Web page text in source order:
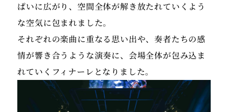
ぱいに広がり、空間全体が解き放たれていくよう
な空気に包まれました。
それぞれの楽曲に重なる思い出や、奏者たちの感
情が響き合うような演奏に、会場全体が包み込ま